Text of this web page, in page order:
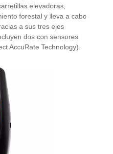
elevadoras,
forestal y lleva a cabo
a sus tres ejes
dos con sensores
AccuRate Technology).